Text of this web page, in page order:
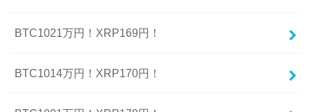
BTC1021万円！XRP169円！
BTC1014万円！XRP170円！